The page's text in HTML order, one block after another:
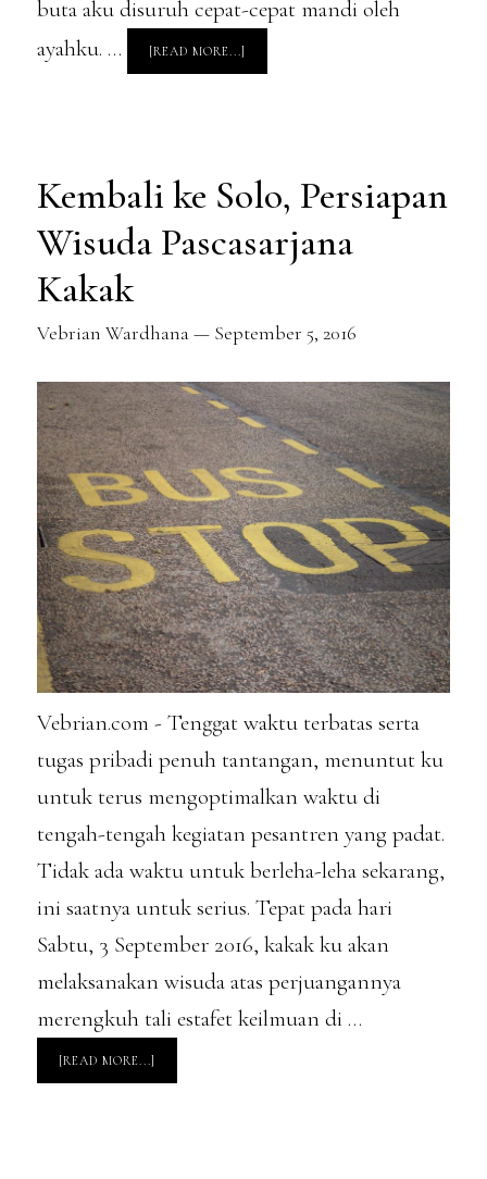
buta aku disuruh cepat-cepat mandi oleh
ayahku. …
[READ MORE...]
GRADUATION,
Kembali ke Solo, Persiapan
Wisuda Pascasarjana
Kakak
Vebrian Wardhana— September 5, 2016
Vebrian.com - Tenggat waktu terbatas serta
tugas pribadi penuh tantangan, menuntut ku
untuk terus mengoptimalkan waktu di
tengah-tengah kegiatan pesantren yang padat.
Tidak ada waktu untuk berleha-leha sekarang,
ini saatnya untuk serius. Tepat pada hari
Sabtu, 3 September 2016, kakak ku akan
melaksanakan wisuda atas perjuangannya
merengkuh tali estafet keilmuan di …
[READ MORE...]
KE